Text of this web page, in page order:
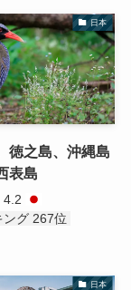
日本
徳之島、沖縄島
表島
4.2
グ 267位
日本